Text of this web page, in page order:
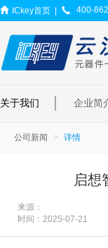
ICkey首页 400-
关于我们 企业简
公司新闻 详情
启想
来源：
时间： 2025-07-21